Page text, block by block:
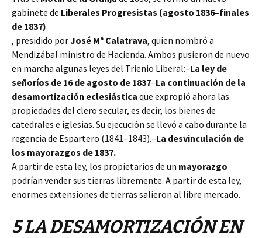
gabinete de Liberales Progresistas (agosto 1836–finales
de 1837)
, presidido porJosé Mª Calatrava, quien nombró a
Mendizábal ministro de Hacienda. Ambos pusieron de nuevo
en marcha algunas leyes del Trienio Liberal:–La ley de
señoríos de 16 de agosto de 1837–La continuación de la
desamortización eclesiástica que expropió ahora las
propiedades del clero secular, es decir, los bienes de
catedrales e iglesias. Su ejecución se llevó a cabo durante la
regencia de Espartero (1841–1843).–La desvinculación de
los mayorazgos de 1837.
A partir de esta ley, los propietarios de un mayorazgo
podrían vender sus tierras libremente. A partir de esta ley,
enormes extensiones de tierras salieron al libre mercado.
5 LA DESAMORTIZACIÓN EN